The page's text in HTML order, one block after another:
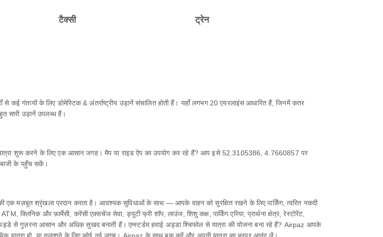
टैक्सी ट्रेन
कई गंतव्यों के लिए डोमेस्टिक & अंतर्राष्ट्रीय उड़ानें संचालित होती हैं। यहाँ लगभग 20 एयरलाइंस आधारित हैं, जिनमें कतर
सारी उड़ानें उपलब्ध हैं।
यात्रा शुरू करने के लिए एक आसान जगह। मैप या राइड ऐप का उपयोग कर रहे हैं? आप इसे 52.3105386, 4.7660857 पर
के पहुँच सकें।
एक मज़बूत श्रृंखला प्रदान करता है। आवश्यक सुविधाओं के साथ — आपके वाहन को सुरक्षित रखने के लिए पार्किंग, त्वरित नकदी
क्लिनिक और फ़ार्मेसी, करेंसी एक्सचेंज सेवा, ड्यूटी फ्री शॉप, लाउंज, शिशु कक्ष, पार्किंग एरिया, प्रार्थना क्षेत्र, रेस्टोरेंट,
अड्डे से गुज़रना आसान और अधिक सुखद बनाती हैं। एम्स्टर्डम हवाई अड्डा श्चिफोल से यात्रा की योजना बना रहे हैं? Airpaz आपके